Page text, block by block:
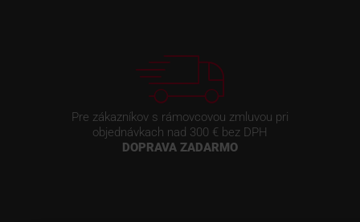
Pre zákazníkov s rámovcovou zmluvou pri
objednávkach nad 300 € bez DPH
DOPRAVA ZADARMO